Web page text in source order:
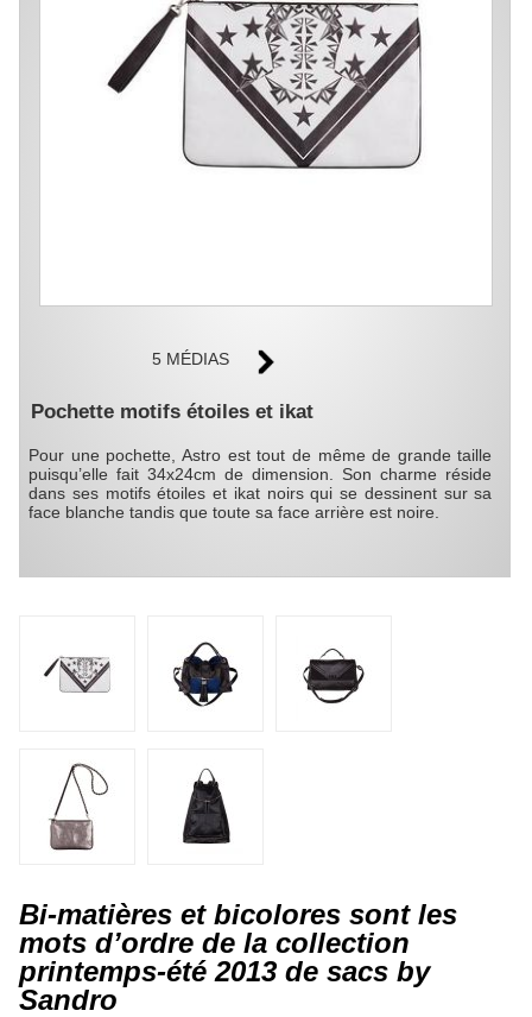
5 MÉDIAS
Pochette motifs étoiles et ikat
Pour une pochette, Astro est tout de même de grande taille
puisqu’elle fait 34x24cm de dimension. Son charme réside
dans ses motifs étoiles et ikat noirs qui se dessinent sur sa
face blanche tandis que toute sa face arrière est noire.
Bi-matières et bicolores sont les
mots d’ordre de la collection
printemps-été 2013 de sacs by
Sandro